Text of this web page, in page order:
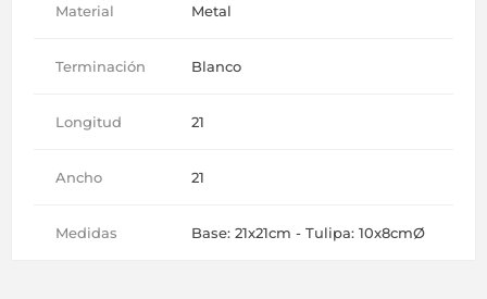
Material Metal
Terminación Blanco
Longitud 21
Ancho 21
Medidas Base: 21x21cm - Tulipa: 10x8cmØ